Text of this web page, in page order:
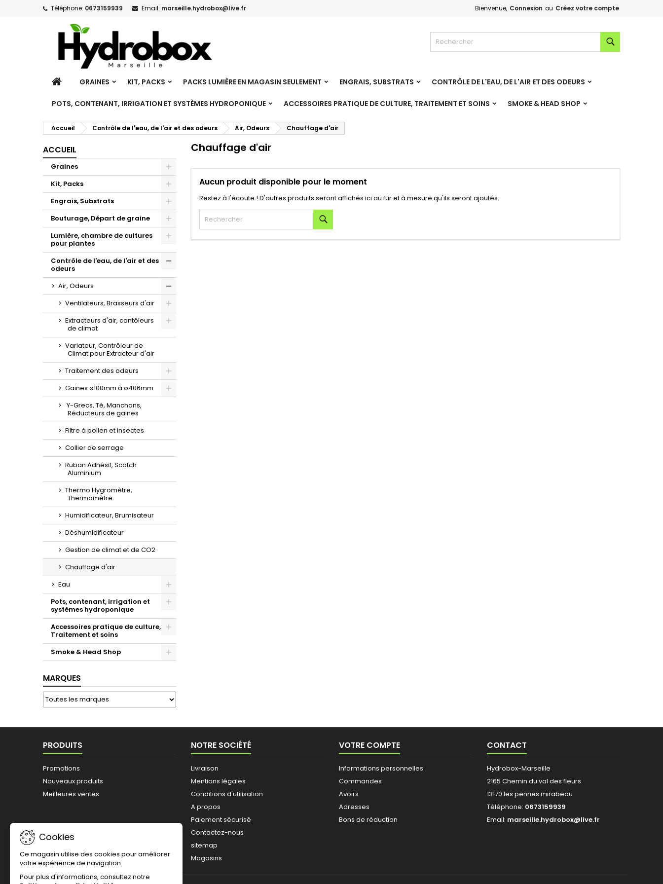
Téléphone: 0673159939 Email: marseille.hydrobox@live.fr Bienvenue, Connexion ou Créez votre compte
ACCUEILGRAINES KIT, PACKS PACKS LUMIÈRE EN MAGASIN SEULEMENT ENGRAIS, SUBSTRATS CONTRÔLE DE L'EAU, DE L'AIR ET DES ODEURS
POTS, CONTENANT, IRRIGATION ET SYSTÈMES HYDROPONIQUE ACCESSOIRES PRATIQUE DE CULTURE, TRAITEMENT ET SOINS SMOKE & HEAD SHOP
Accueil Contrôle de l'eau, de l'air et des odeurs Air, Odeurs Chauffage d'air
ACCUEIL
Graines
Toggle
Kit, Packs
Toggle
Engrais, Substrats
Bouturage, Départ de graine
Toggle
Lumière, chambre de cultures
pour plantes
Contrôle de l'eau, de l'air et des
odeurs
Air, Odeurs
Ventilateurs, Brasseurs d'air
Extracteurs d'air, contôleurs
de climat
Variateur, Contrôleur de
Climat pour Extracteur d'air
Traitement des odeurs
Gaines ø100mm à ø406mm
Y-Grecs, Té, Manchons,
Réducteurs de gaines
Filtre à pollen et insectes
Collier de serrage
Ruban Adhésif, Scotch
Aluminium
Thermo Hygromètre,
Thermomètre
Humidificateur, Brumisateur
Déshumidificateur
Gestion de climat et de CO2
Chauffage d'air
Eau
Pots, contenant, irrigation et
systèmes hydroponique
Accessoires pratique de culture,
Traitement et soins
Smoke & Head Shop
MARQUES
Chauffage d'air
Aucun produit disponible pour le moment
Restez à l'écoute ! D'autres produits seront affichés ici au fur et à mesure qu'ils seront ajoutés.
PRODUITS
Promotions
Nouveaux produits
Meilleures ventes
NOTRE SOCIÉTÉ
Livraison
Mentions légales
Conditions d'utilisation
A propos
Paiement sécurisé
Contactez-nous
sitemap
Magasins
VOTRE COMPTE
Informations personnelles
Commandes
Avoirs
Adresses
Bons de réduction
CONTACT
Hydrobox-Marseille
2165 Chemin du val des fleurs
13170 les pennes mirabeau
Téléphone: 0673159939
Email: marseille.hydrobox@live.fr
×
×
((cancelText)) ((modalDeleteText))
×
Nom de la liste d'envies
Annuler Créer une liste d'envies
×
Vous devez être connecté pour ajouter des produits à votre liste
d'envies.
Cookies
Ce magasin utilise des cookies pour améliorer
votre expérience de navigation.
Pour plus d'informations, consultez notre